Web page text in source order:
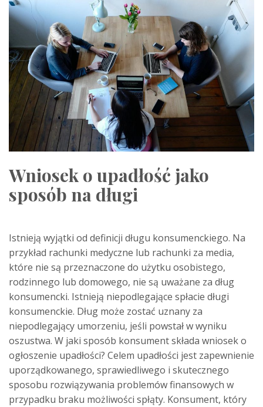
Wniosek o upadłość jako
sposób na długi
Istnieją wyjątki od definicji długu konsumenckiego. Na
przykład rachunki medyczne lub rachunki za media,
które nie są przeznaczone do użytku osobistego,
rodzinnego lub domowego, nie są uważane za dług
konsumencki. Istnieją niepodlegające spłacie długi
konsumenckie. Dług może zostać uznany za
niepodlegający umorzeniu, jeśli powstał w wyniku
oszustwa. W jaki sposób konsument składa wniosek o
ogłoszenie upadłości? Celem upadłości jest zapewnienie
uporządkowanego, sprawiedliwego i skutecznego
sposobu rozwiązywania problemów finansowych w
przypadku braku możliwości spłąty. Konsument, który